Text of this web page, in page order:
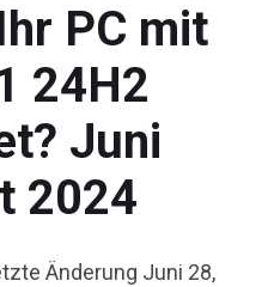
PC mit
24H2
Juni
2024
Änderung Juni 28,